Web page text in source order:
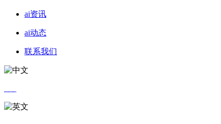
ai资讯
ai动态
联系我们